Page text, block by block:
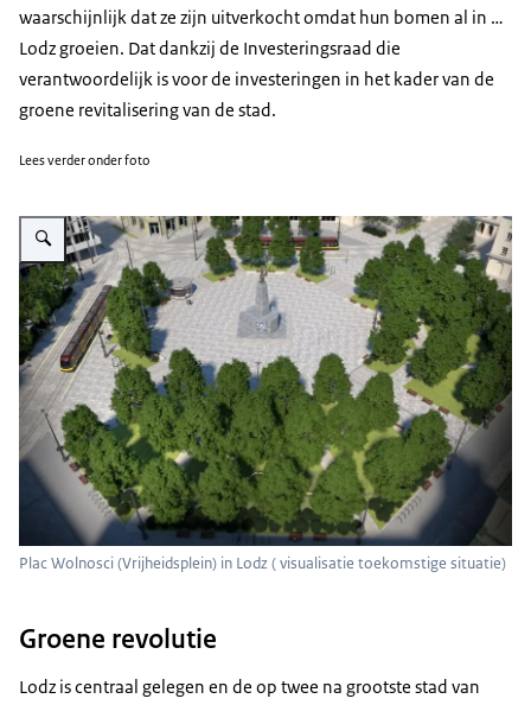
waarschijnlijk dat ze zijn uitverkocht omdat hun bomen al in …
Lodz groeien. Dat dankzij de Investeringsraad die
verantwoordelijk is voor de investeringen in het kader van de
groene revitalisering van de stad.
Lees verder onder foto
Vergroot afbeelding Plac Wolnosci (Vrijheidsplein) in Lodz ( visualisatie
Plac Wolnosci (Vrijheidsplein) in Lodz ( visualisatie toekomstige situatie)
Groene revolutie
Lodz is centraal gelegen en de op twee na grootste stad van